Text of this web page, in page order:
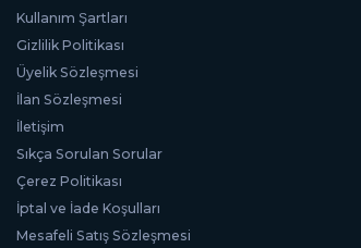
Kullanım Şartları
Gizlilik Politikası
Üyelik Sözleşmesi
İlan Sözleşmesi
İletişim
Sıkça Sorulan Sorular
Çerez Politikası
İptal ve İade Koşulları
Mesafeli Satış Sözleşmesi